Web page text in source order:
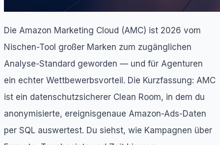
Die Amazon Marketing Cloud (AMC) ist 2026 vom
Nischen-Tool großer Marken zum zugänglichen
Analyse-Standard geworden — und für Agenturen
ein echter Wettbewerbsvorteil. Die Kurzfassung: AMC
ist ein datenschutzsicherer Clean Room, in dem du
anonymisierte, ereignisgenaue Amazon-Ads-Daten
per SQL auswertest. Du siehst, wie Kampagnen über